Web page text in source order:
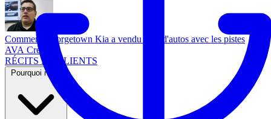
Comment Georgetown Kia a vendu plus d'autos avec les pistes
AVA Credit
RÉCITS DE CLIENTS
Pourquoi nous